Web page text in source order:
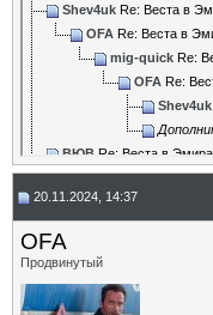
Shev4uk Re: Веста в
OFA Re: Веста в
mig-quick Re:
OFA Re:
Shev4uk
ВЮВ Re: Веста в
mig-quick Re:
OFA
ВЮВ Re: Веста
Shev4uk
Re: Веста в
mig-quick
20.11.2024, 14:37
OFA
Продвинутый